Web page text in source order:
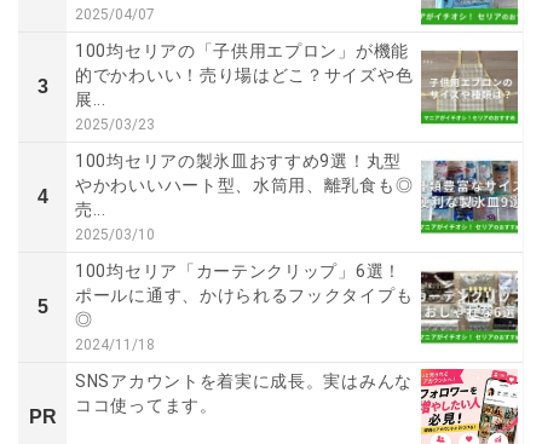
2025/04/07
3
100均セリアの「子供用エプロン」が機能
的でかわいい！売り場はどこ？サイズや色
展...
2025/03/23
4
100均セリアの製氷皿おすすめ9選！丸型
やかわいいハート型、水筒用、離乳食も◎
売...
2025/03/10
5
100均セリア「カーテンクリップ」6選！
ポールに通す、かけられるフックタイプも
◎
2024/11/18
PR
SNSアカウントを着実に成長。実はみんな
ココ使ってます。